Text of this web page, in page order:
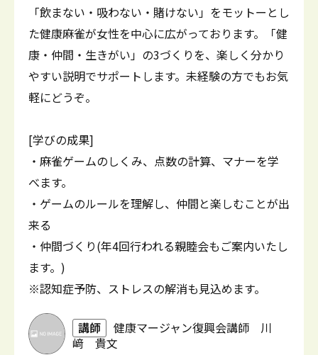
「飲まない・吸わない・賭けない」をモットーとし
た健康麻雀が女性を中心に広がっております。「健
康・仲間・生きがい」の3づくりを、楽しく分かり
やすい説明でサポートします。未経験の方でもお気
軽にどうぞ。
[学びの成果]
・麻雀ゲームのしくみ、点数の計算、マナーを学
べます。
・ゲームのルールを理解し、仲間と楽しむことが出
来る
・仲間づくり(年4回行われる親睦会もご案内いたし
ます。)
※認知症予防、ストレスの解消も見込めます。
講師
健康マージャン復興会講師 川
﨑 貴文